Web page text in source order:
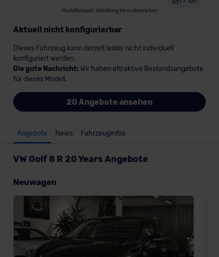
Modellbeispiel: Abbildung kann abweichen
Aktuell nicht konfigurierbar
Dieses Fahrzeug kann derzeit leider nicht individuell
konfiguriert werden.
Die gute Nachricht: Wir haben attraktive Bestandsangebote
für dieses Modell.
20 Angebote ansehen
Angebote News Fahrzeuginfos
VW Golf 8 R 20 Years Angebote
Neuwagen